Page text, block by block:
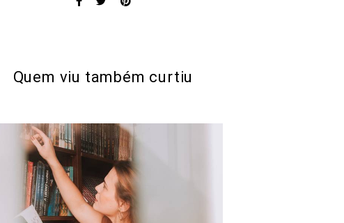
Quem viu também curtiu